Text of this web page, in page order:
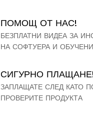
ПОМОЩ ОТ НАС!
БЕЗПЛАТНИ ВИДЕА ЗА
НА СОФТУЕРА И
СИГУРНО
ЗАПЛАЩАТЕ СЛЕД КАТО
ПРОВЕРИТЕ ПРОДУКТА